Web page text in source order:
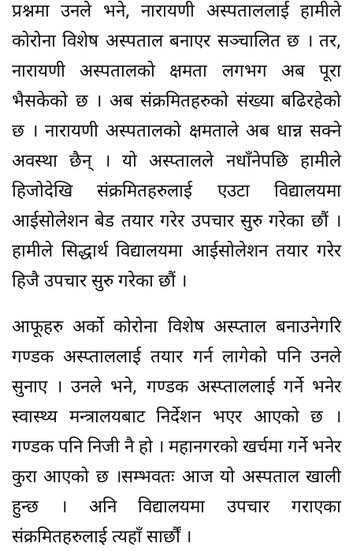
प्रश्नमा उनले भने, नारायणी अस्पताललाई हामीले
कोरोना विशेष अस्पताल बनाएर सञ्चालित छ । तर,
नारायणी अस्पतालको क्षमता लगभग अब पूरा
भैसकेको छ । अब संक्रमितहरुको संख्या बढिरहेको
छ । नारायणी अस्पतालको क्षमताले अब धान्न सक्ने
अवस्था छैन् । यो अस्प्तालले नधाँनेपछि हामीले
हिजोदेखि संक्रमितहरुलाई एउटा विद्यालयमा
आईसोलेशन बेड तयार गरेर उपचार सुरु गरेका छौं ।
हामीले सिद्धार्थ विद्यालयमा आईसोलेशन तयार गरेर
हिजै उपचार सुरु गरेका छौं ।
आफूहरु अर्को कोरोना विशेष अस्प्ताल बनाउनेगरि
गण्डक अस्प्ताललाई तयार गर्न लागेको पनि उनले
सुनाए । उनले भने, गण्डक अस्प्ताललाई गर्ने भनेर
स्वास्थ्य मन्त्रालयबाट निर्देशन भएर आएको छ ।
गण्डक पनि निजी नै हो । महानगरको खर्चमा गर्ने भनेर
कुरा आएको छ ।सम्भवतः आज यो अस्पताल खाली
हुन्छ । अनि विद्यालयमा उपचार गराएका
संक्रमितहरुलाई त्यहाँ सार्छौं ।